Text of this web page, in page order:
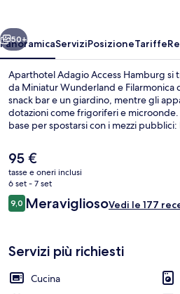
Avanti
50+
PanoramicaServiziPosizioneTariffe
Aparthotel Adagio Access Hamburg si
da Miniatur Wunderland e Filarmonica
snack bar e un giardino, mentre gli
dotazioni come frigoriferi e
base per spostarsi con i mezzi
Il
prezzo
attuale
è
95 €
95 €
tasse e oneri inclusi
6 set - 7 set
Recensioni
9,09,0 su 10
MeravigliosoVedi le 177
Servizi più richiesti
Cucina